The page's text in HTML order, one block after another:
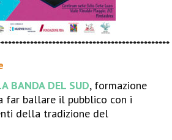
BANDA DEL SUD, formazione
far ballare il pubblico con i
della tradizione del